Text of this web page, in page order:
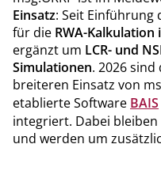
Einsatz: Seit Einführung
für die RWA-
ergänzt um LCR- und
Simulationen. 2026
breiteren Einsatz von
etablierte Software BAIS
integriert. Dabei
und werden um